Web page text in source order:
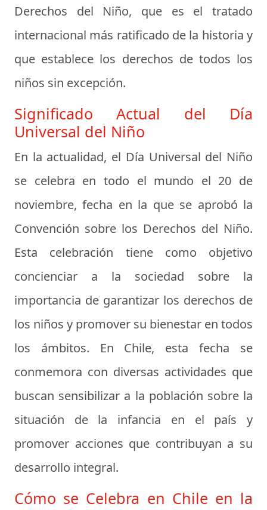
Derechos del Niño, que es el tratado
internacional más ratificado de la historia y
que establece los derechos de todos los
niños sin excepción.
Significado Actual del Día
Universal del Niño
En la actualidad, el Día Universal del Niño
se celebra en todo el mundo el 20 de
noviembre, fecha en la que se aprobó la
Convención sobre los Derechos del Niño.
Esta celebración tiene como objetivo
concienciar a la sociedad sobre la
importancia de garantizar los derechos de
los niños y promover su bienestar en todos
los ámbitos. En Chile, esta fecha se
conmemora con diversas actividades que
buscan sensibilizar a la población sobre la
situación de la infancia en el país y
promover acciones que contribuyan a su
desarrollo integral.
Cómo se Celebra en Chile en la